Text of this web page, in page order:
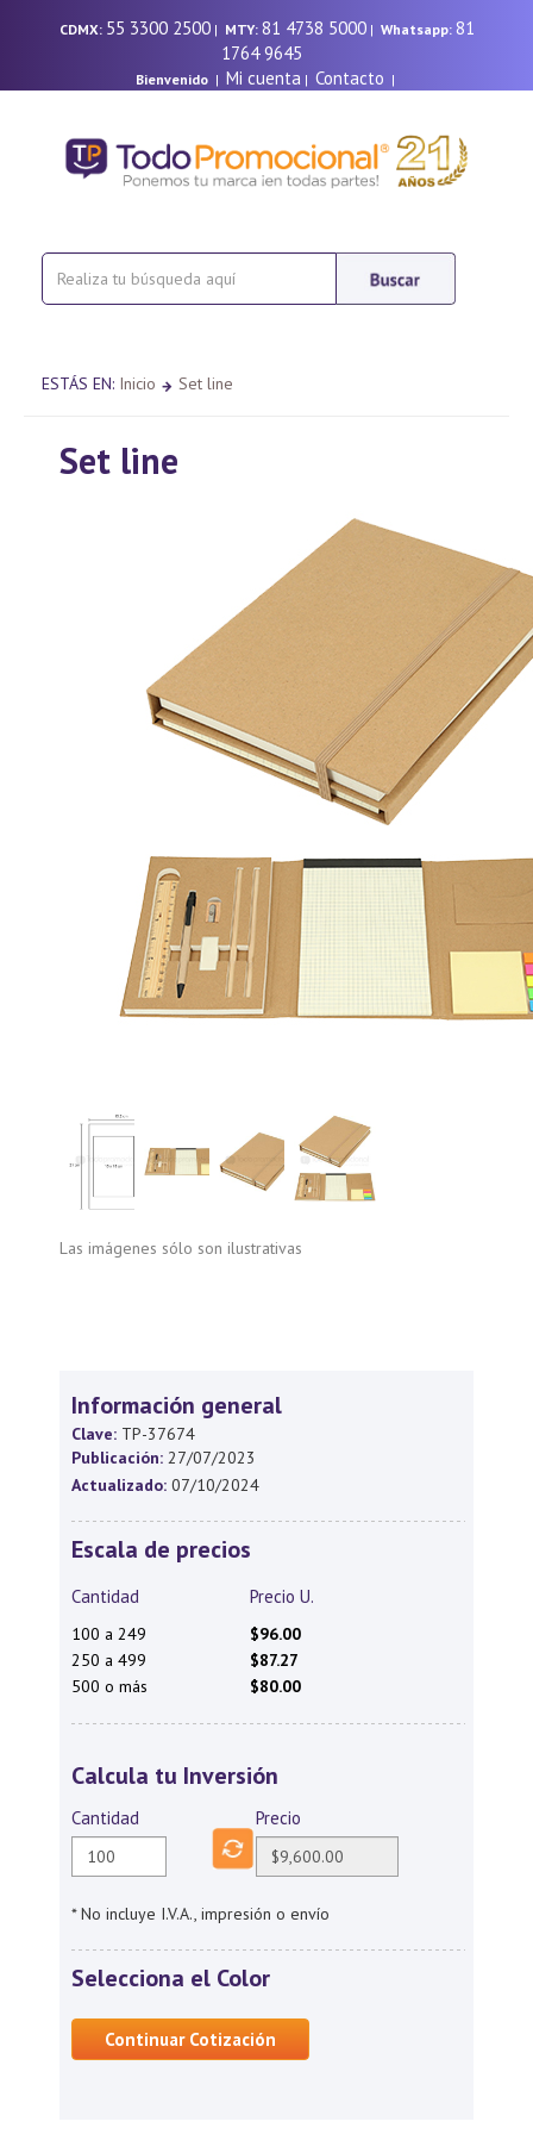
CDMX: 55 3300 2500| MTY: 81 4738 5000| Whatsapp: 81
1764 9645
Bienvenido| Mi cuenta | Contacto |
ESTÁS EN: Inicio Set line
Set line
Las imágenes sólo son ilustrativas
Información general
Clave: TP-37674
Publicación: 27/07/2023
Actualizado: 07/10/2024
Escala de precios
Cantidad Precio U.
100 a 249
$96.00
250 a 499
$87.27
500 o más
$80.00
Calcula tu Inversión
Cantidad Precio
* No incluye I.V.A., impresión o envío
Selecciona el Color
Continuar Cotización